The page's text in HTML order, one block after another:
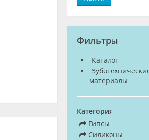
Фильтры
Каталог
материалы
Категория
Гипсы
Силиконы